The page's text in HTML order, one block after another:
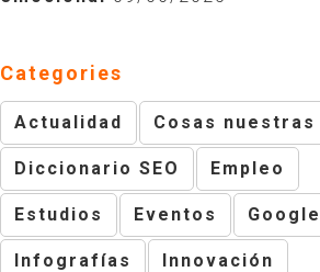
Categories
Actualidad Cosas nuestras
Diccionario SEO Empleo
Estudios Eventos Google
Infografías Innovación